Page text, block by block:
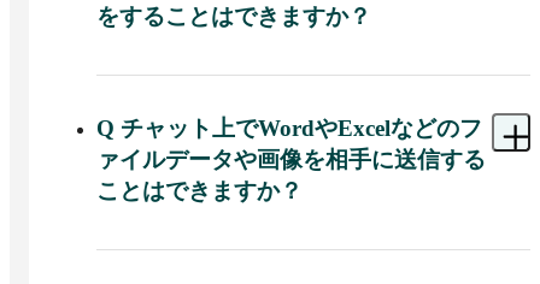
をすることはできますか？
A Chatworkではやり取りをすることが可能です。
いればグループチャットに追加できるため、メー
ルのような手間をかけずに連絡や情報共有を行う
ことが可能です。
Q チャット上でWordやExcelなどのフ
ァイルデータや画像を相手に送信する
ことはできますか？
A Chatworkでは送信することが可能です。チャッ